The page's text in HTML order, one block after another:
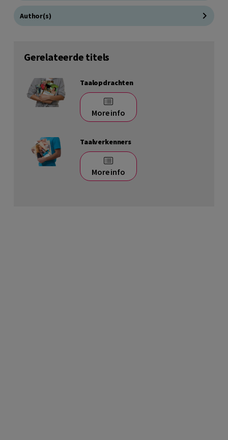
Author(s)
Gerelateerde titels
Taalopdrachten
More info
Taalverkenners
More info